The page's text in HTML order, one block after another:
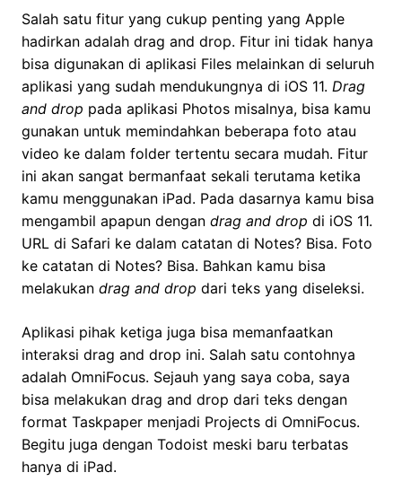
Salah satu fitur yang cukup penting yang Apple
hadirkan adalah drag and drop. Fitur ini tidak hanya
bisa digunakan di aplikasi Files melainkan di seluruh
aplikasi yang sudah mendukungnya di iOS 11. Drag
and drop pada aplikasi Photos misalnya, bisa kamu
gunakan untuk memindahkan beberapa foto atau
video ke dalam folder tertentu secara mudah. Fitur
ini akan sangat bermanfaat sekali terutama ketika
kamu menggunakan iPad. Pada dasarnya kamu bisa
mengambil apapun dengan drag and drop di iOS 11.
URL di Safari ke dalam catatan di Notes? Bisa. Foto
ke catatan di Notes? Bisa. Bahkan kamu bisa
melakukan drag and drop dari teks yang diseleksi.
Aplikasi pihak ketiga juga bisa memanfaatkan
interaksi drag and drop ini. Salah satu contohnya
adalah OmniFocus. Sejauh yang saya coba, saya
bisa melakukan drag and drop dari teks dengan
format Taskpaper menjadi Projects di OmniFocus.
Begitu juga dengan Todoist meski baru terbatas
hanya di iPad.